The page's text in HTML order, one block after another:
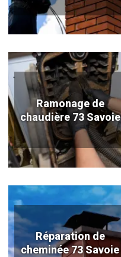
Ramonage de
chaudière 73 Savoie
Réparation de
cheminée 73 Savoie